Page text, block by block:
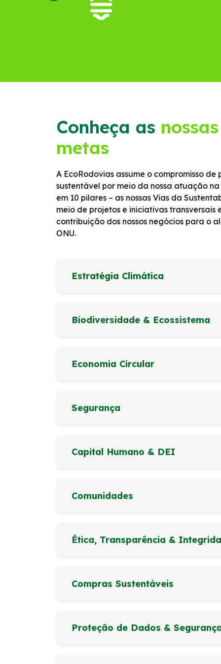
Conheça as nossas
metas
A EcoRodovias assume o compromisso
sustentável por meio da nossa atuação
em 10 pilares – as nossas Vias da
meio de projetos e iniciativas transversais
contribuição dos nossos negócios para o
ONU.
Estratégia Climática
Biodiversidade & Ecossistema
Economia Circular
Segurança
Capital Humano & DEI
Comunidades
Ética, Transparência &
Compras Sustentáveis
Proteção de Dados &